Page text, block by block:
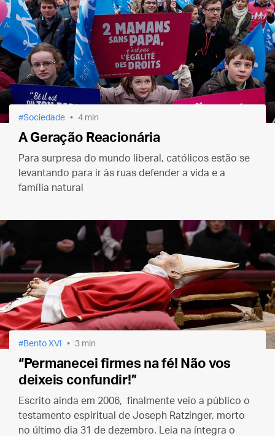
Sociedade 4 min
A Geração Reacionária
Para surpresa do mundo liberal, católicos estão se
levantando para ir às ruas defender a vida e a
família natural
Bento XVI 3 min
“Permanecei firmes na fé! Não vos
deixeis confundir!”
Escrito ainda em 2006, finalmente veio a público o
testamento espiritual de Joseph Ratzinger, morto
no último dia 31 de dezembro. Leia na íntegra o